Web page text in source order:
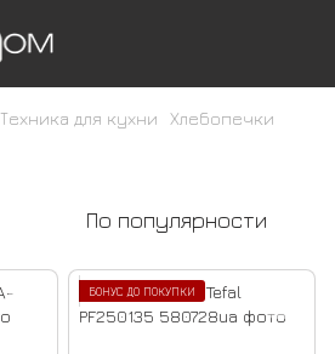
Техника для кухни Хлебопечки
По популярности
БОНУС ДО ПОКУПКИ